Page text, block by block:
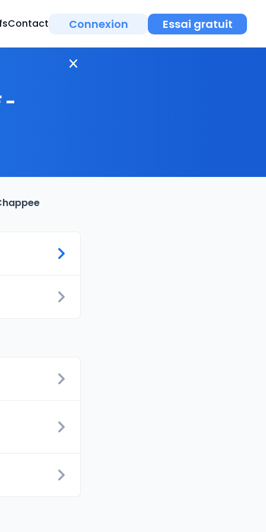
Contact Connexion Essai gratuit
-